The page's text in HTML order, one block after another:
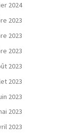
2024
2023
2023
2023
2023
2023
2023
2023
2023